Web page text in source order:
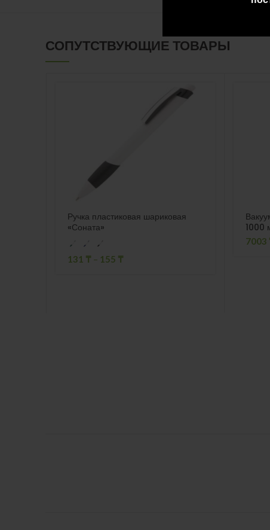
СОПУТСТВУЮЩИЕ ТОВАРЫ
Ручка пластиковая шариковая
«Соната»
131 ₸ – 155 ₸
1000
7003